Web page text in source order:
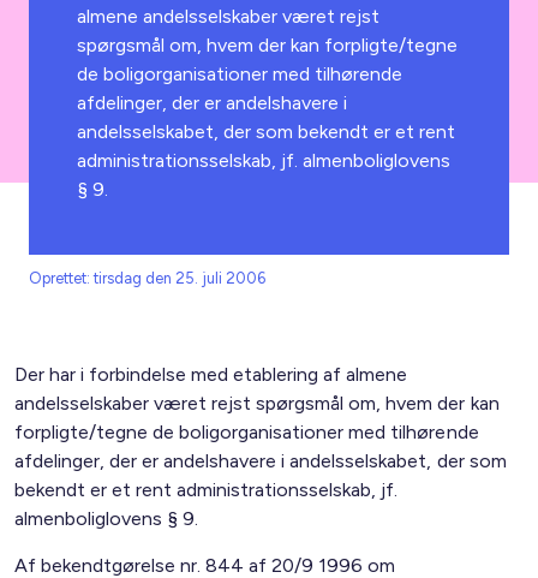
almene andelsselskaber været rejst
spørgsmål om, hvem der kan forpligte/tegne
de boligorganisationer med tilhørende
afdelinger, der er andelshavere i
andelsselskabet, der som bekendt er et rent
administrationsselskab, jf. almenboliglovens
§ 9.
Oprettet: tirsdag den 25. juli 2006
Der har i forbindelse med etablering af almene
andelsselskaber været rejst spørgsmål om, hvem der kan
forpligte/tegne de boligorganisationer med tilhørende
afdelinger, der er andelshavere i andelsselskabet, der som
bekendt er et rent administrationsselskab, jf.
almenboliglovens § 9.
Af bekendtgørelse nr. 844 af 20/9 1996 om